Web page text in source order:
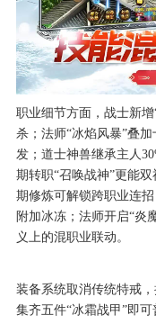
职业细节方面，战士新
杀；法师“冰焰风暴”叠
发；道士神兽继承主人
期转职“召唤战神”更能
期修炼可解锁跨职业连
附加冰冻；法师开启“炎
义上的混职业联动。
装备系统取消传统特戒
集齐五件“冰霜战甲”即